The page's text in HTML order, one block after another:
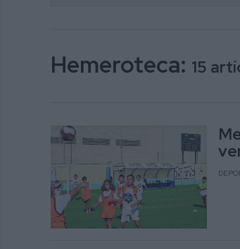
Hemeroteca: 15